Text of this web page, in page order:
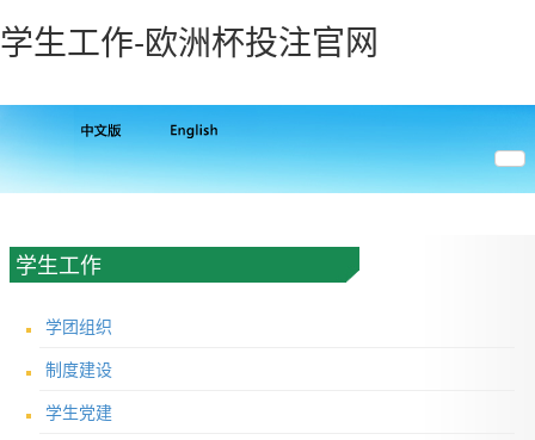
学生工作-欧洲杯投注官网
学生工作
学团组织
制度建设
学生党建